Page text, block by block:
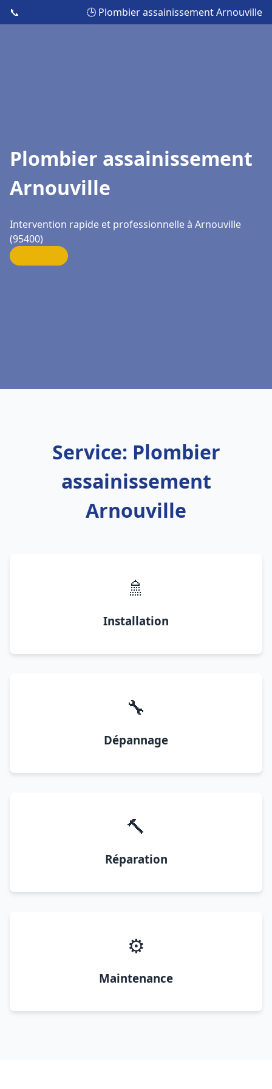
📞 🕒 Plombier assainissement Arnouville
Plombier assainissement
Arnouville
Intervention rapide et professionnelle à Arnouville
(95400)
Service: Plombier
assainissement
Arnouville
🚿
Installation
🔧
Dépannage
🔨
Réparation
⚙️
Maintenance